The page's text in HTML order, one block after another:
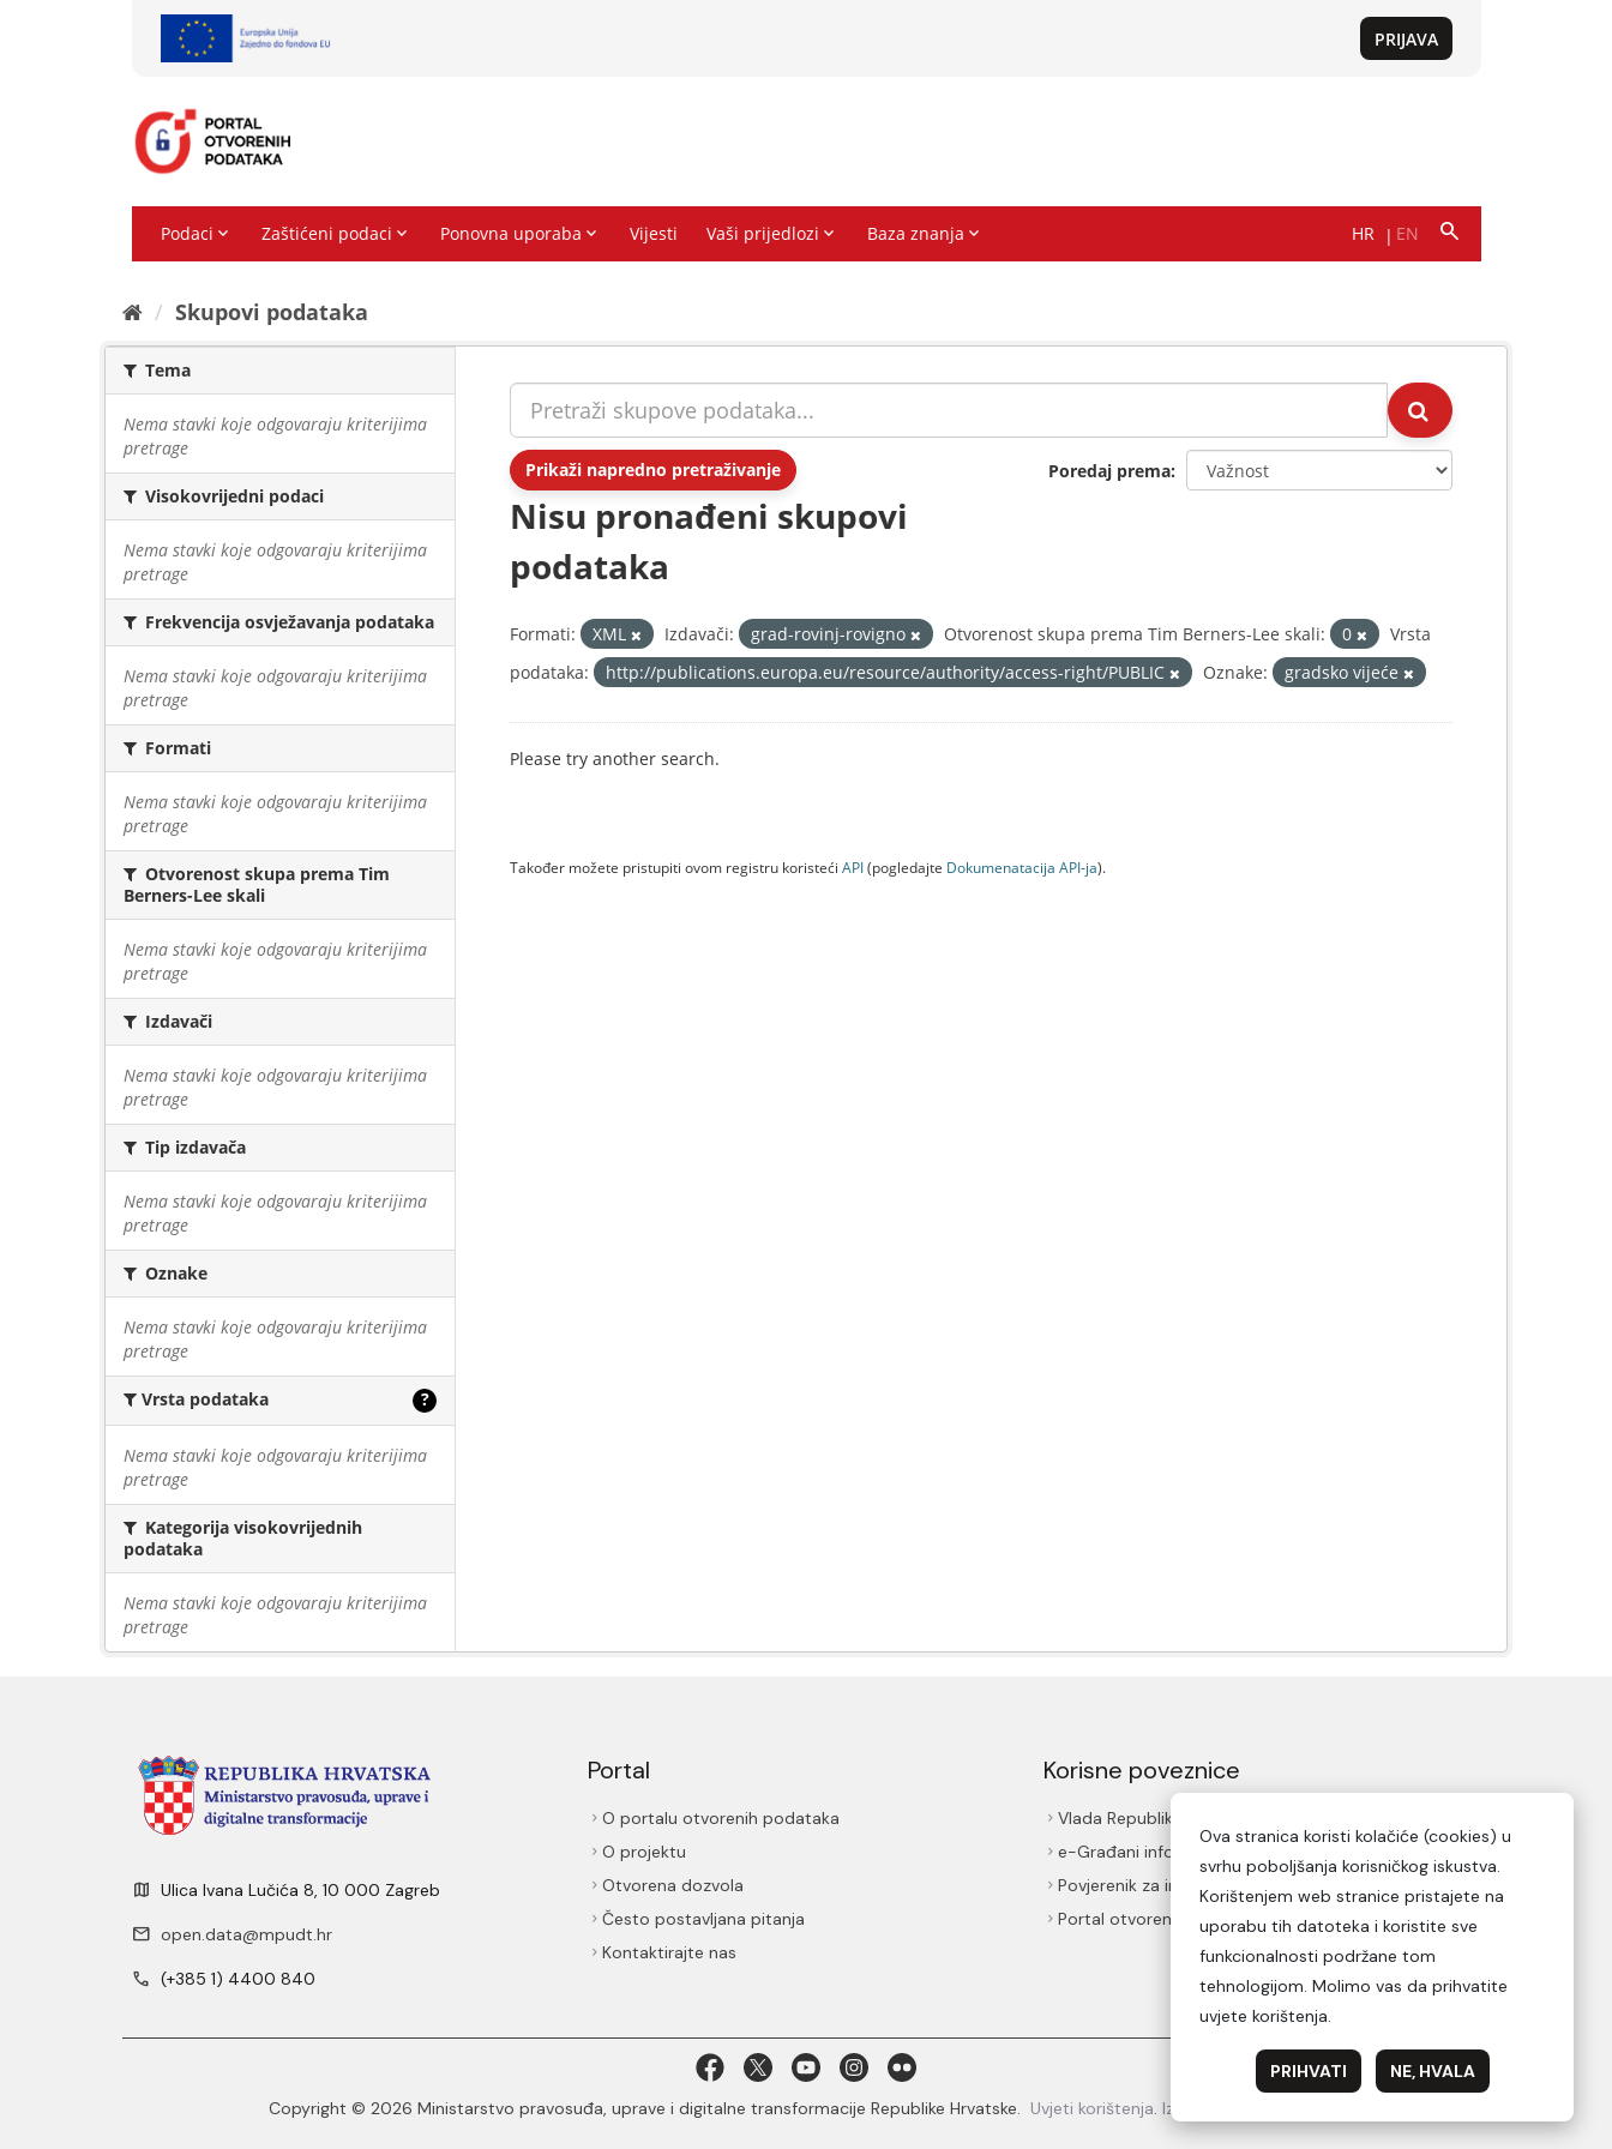
Skupovi podаtаkа
Tema
Nema stavki koje odgovaraju kriterijima
pretrage
Visokovrijedni podaci
Nema stavki koje odgovaraju kriterijima
pretrage
Frekvencija osvježavanja podataka
Nema stavki koje odgovaraju kriterijima
pretrage
Formati
Nema stavki koje odgovaraju kriterijima
pretrage
Otvorenost skupa prema Tim
Berners-Lee skali
Nema stavki koje odgovaraju kriterijima
pretrage
Izdavači
Nema stavki koje odgovaraju kriterijima
pretrage
Tip izdavača
Nema stavki koje odgovaraju kriterijima
pretrage
Oznake
Nema stavki koje odgovaraju kriterijima
pretrage
Vrsta podataka ?
Nema stavki koje odgovaraju kriterijima
pretrage
Kategorija visokovrijednih
podataka
Nema stavki koje odgovaraju kriterijima
pretrage
Prikaži napredno pretraživanje Poredaj prema
Nisu pronađeni skupovi
podataka
Formati: XML Izdavači: grad-rovinj-rovigno Otvorenost skupa prema Tim Berners-Lee skali: 0
Vrsta
podataka:
http://publications.europa.eu/resource/authority/access-right/PUBLIC Oznake: gradsko vijeće
Please try another search.
Također možete pristupiti ovom registru koristeći API(pogledajte Dokumenаtаcijа API-jа).